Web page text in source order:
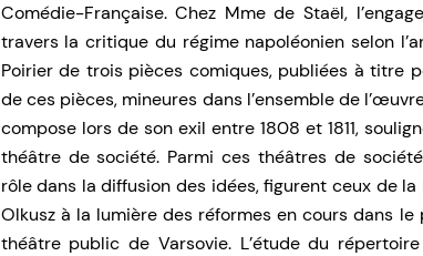
Comédie-Française. Chez Mme de Staël,
travers la critique du régime napoléonien selon
Poirier de trois pièces comiques, publiées à titre
de ces pièces, mineures dans l’ensemble de
compose lors de son exil entre 1808 et 1811,
théâtre de société. Parmi ces théâtres de
rôle dans la diffusion des idées, figurent ceux de la
Olkusz à la lumière des réformes en cours dans le
théâtre public de Varsovie. L’étude du